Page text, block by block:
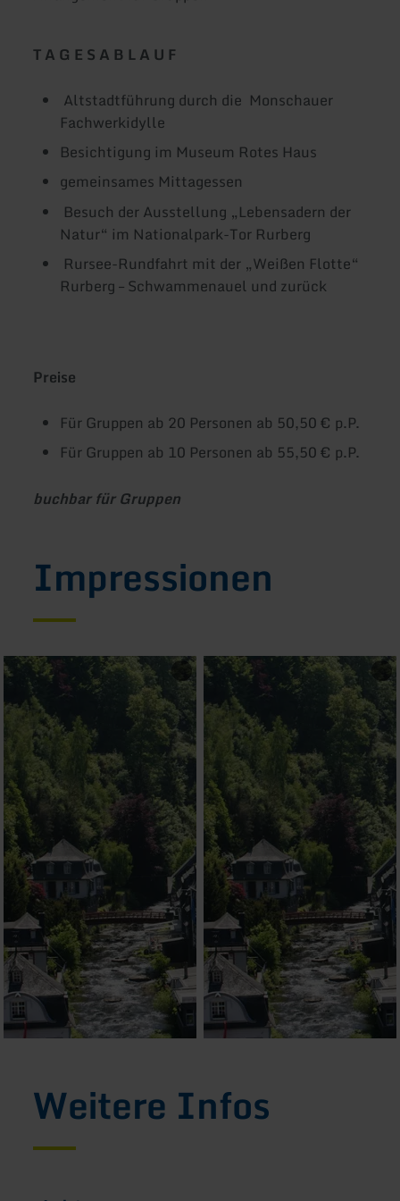
T A G E S A B L A U F
Altstadtführung durch die Monschauer
Fachwerkidylle
Besichtigung im Museum Rotes Haus
gemeinsames Mittagessen
Besuch der Ausstellung „Lebensadern der
Natur“ im Nationalpark-Tor Rurberg
Rursee-Rundfahrt mit der „Weißen Flotte“
Rurberg – Schwammenauel und zurück
Preise
Für Gruppen ab 20 Personen ab 50,50 € p.P.
Für Gruppen ab 10 Personen ab 55,50 € p.P.
buchbar für Gruppen
Impressionen
Weitere Infos